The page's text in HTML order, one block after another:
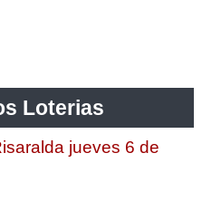
Loterias
jueves 6 de